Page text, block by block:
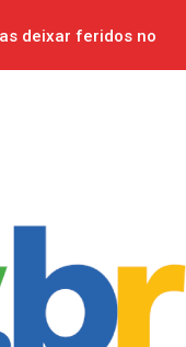
deixar feridos no